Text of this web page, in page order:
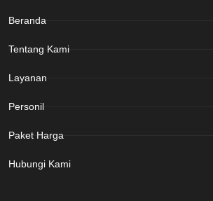
Beranda
Tentang Kami
Layanan
Personil
Paket Harga
Hubungi Kami